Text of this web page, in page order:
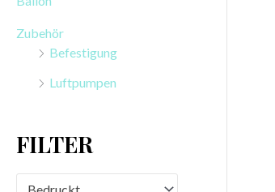
n
Zubehör
Befestigung
Luftpumpen
FILTER